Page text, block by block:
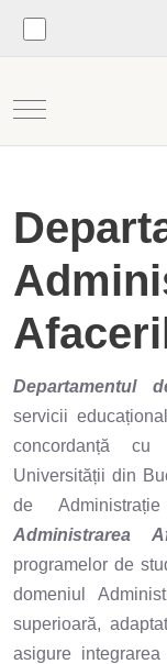
Mobile Menu
Departamentul
servicii
concordanță
Universității din
de
Administrarea
programelor de
domeniul
superioară,
asigure